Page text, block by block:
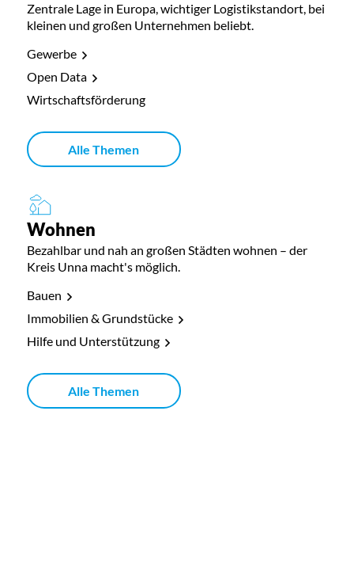
Zentrale Lage in Europa, wichtiger Logistikstandort, bei
kleinen und großen Unternehmen beliebt.
Gewerbe
Open Data
Wirtschaftsförderung
Alle Themen
Wohnen
Bezahlbar und nah an großen Städten wohnen – der
Kreis Unna macht's möglich.
Bauen
Immobilien & Grundstücke
Hilfe und Unterstützung
Alle Themen